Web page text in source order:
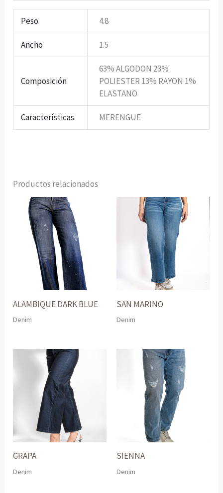
Peso 4.8
Ancho 1.5
Composición
63% ALGODON 23%
POLIESTER 13% RAYON 1%
ELASTANO
Características MERENGUE
Productos relacionados
ALAMBIQUE DARK BLUE
Denim
SAN MARINO
Denim
GRAPA
Denim
SIENNA
Denim